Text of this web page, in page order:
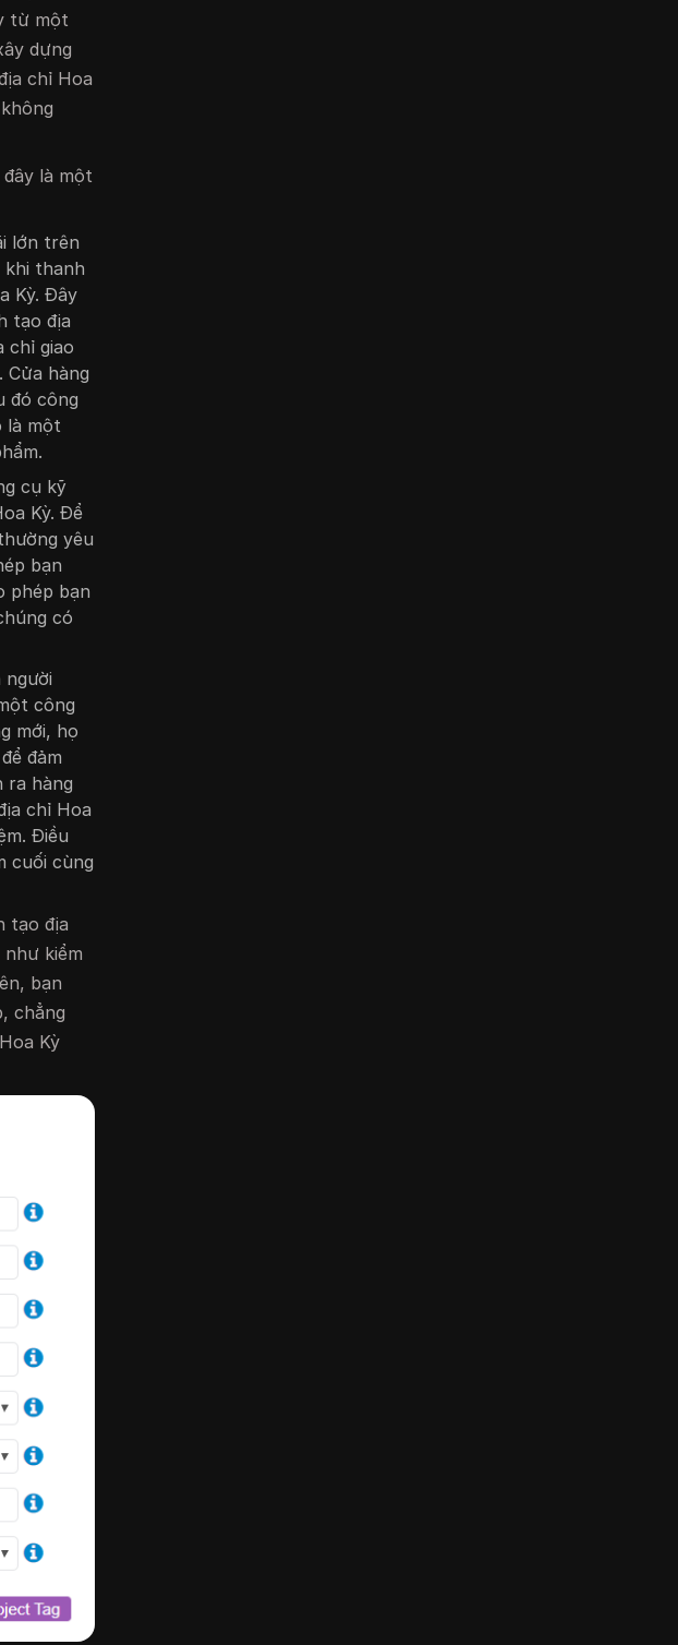
từ một
dựng
chỉ Hoa
là một
lớn trên
thanh
Kỳ. Đây
tạo địa
chỉ giao
Cửa hàng
đó công
là một
cụ kỹ
Kỳ. Để
yêu
bạn
phép bạn
có
công
mới, họ
đảm
ra hàng
chỉ Hoa
Điều
cuối cùng
tạo địa
kiểm
bạn
chẳng
Kỳ